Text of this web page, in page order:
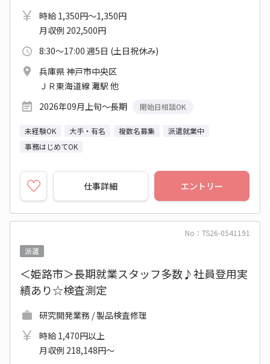
時給 1,350円～1,350円
月収例 202,500円
8:30～17:00 週5日 (土日祝休み)
兵庫県 神戸市中央区
ＪＲ東海道線 灘駅 他
2026年09月上旬～長期
開始日相談OK
未経験OK 大手・有名 複数名募集
派遣就業中
事務はじめてOK
仕事詳細 エントリー
No：TS26-0541191
派遣
＜姫路市＞長期就業スタッフ多数♪社員登用実
績あり☆検査測定
研究開発業務 / 製品検査修理
時給 1,470円以上
月収例 218,148円～